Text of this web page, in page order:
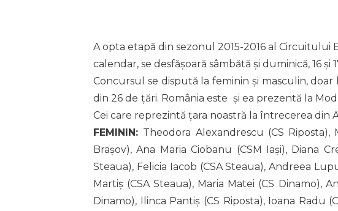
A opta etapă din sezonul 2015-2016 al
calendar, se desfășoară sâmbătă și duminică, 16 și
Concursul se dispută la feminin și masculin,
din 26 de țări. România este și ea prezentă la
Cei care reprezintă țara noastră la întrecerea din
FEMININ: Theodora Alexandrescu (CS Riposta),
Brașov), Ana Maria Ciobanu (CSM Iași), Diana
Steaua), Felicia Iacob (CSA Steaua), Andreea
Martiș (CSA Steaua), Maria Matei (CS Dinamo),
Dinamo), Ilinca Pantiș (CS Riposta), Ioana Radu